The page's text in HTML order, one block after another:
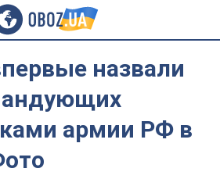
назвали
армии РФ в